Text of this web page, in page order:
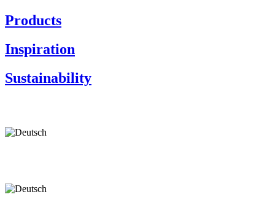
Products
Inspiration
Sustainability